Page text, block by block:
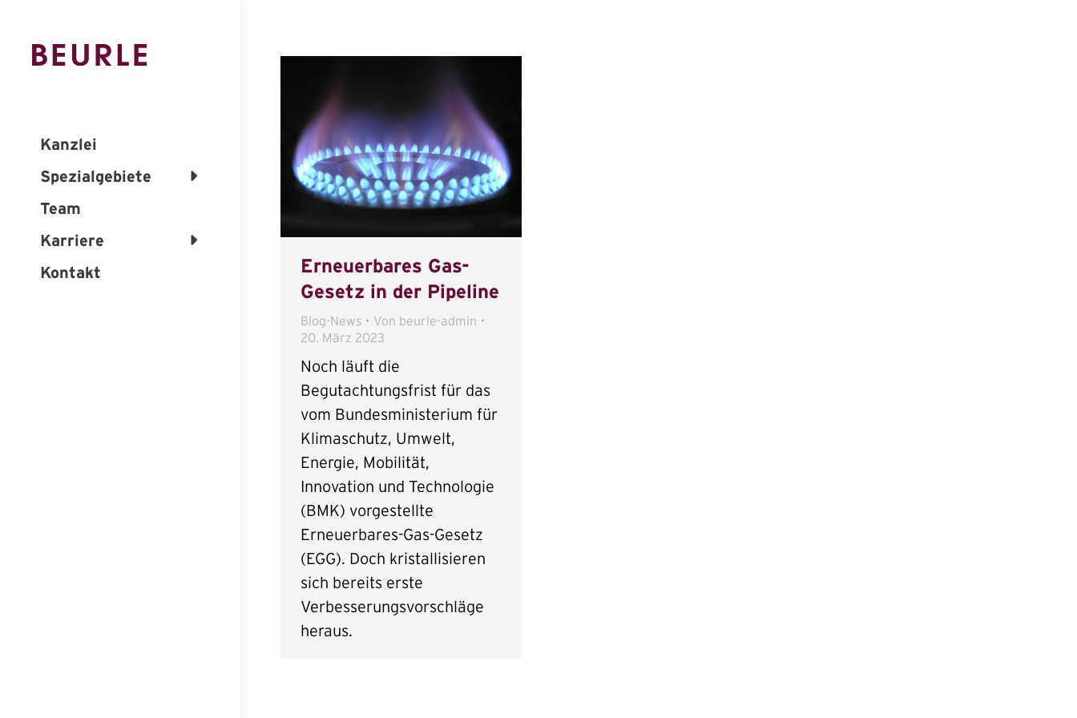
Kanzlei
Spezialgebiete
Team
Karriere
Kontakt
Erneuerbares Gas-
Gesetz in der Pipeline
Blog-News Von beurle-admin
20. März 2023
Noch läuft die
Begutachtungsfrist für das
vom Bundesministerium für
Klimaschutz, Umwelt,
Energie, Mobilität,
Innovation und Technologie
(BMK) vorgestellte
Erneuerbares-Gas-Gesetz
(EGG). Doch kristallisieren
sich bereits erste
Verbesserungsvorschläge
heraus.